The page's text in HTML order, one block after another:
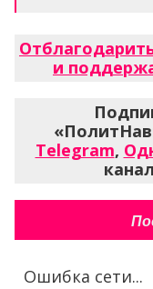
и
Telegram,
Ошибка сети...